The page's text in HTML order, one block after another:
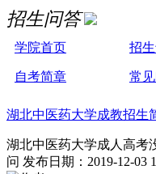
招生问答
学院首页 招
自考简章 常
湖北中医药大学成教招生
湖北中医药大学成人高考
问 发布日期：2019-12-03